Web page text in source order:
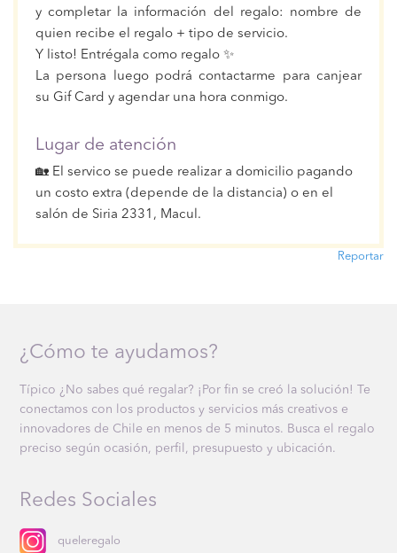
y completar la información del regalo: nombre de
quien recibe el regalo + tipo de servicio.
Y listo! Entrégala como regalo ✨
La persona luego podrá contactarme para canjear
su Gif Card y agendar una hora conmigo.
Lugar de atención
🏡 El servico se puede realizar a domicilio pagando
un costo extra (depende de la distancia) o en el
salón de Siria 2331, Macul.
Reportar
¿Cómo te ayudamos?
Típico ¿No sabes qué regalar? ¡Por fin se creó la solución! Te
conectamos con los productos y servicios más creativos e
innovadores de Chile en menos de 5 minutos. Busca el regalo
preciso según ocasión, perfil, presupuesto y ubicación.
Redes Sociales
queleregalo